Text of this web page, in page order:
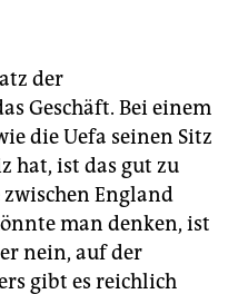
der
Geschäft. Bei einem
die Uefa seinen Sitz
hat, ist das gut zu
England
man denken, ist
nein, auf der
gibt es reichlich